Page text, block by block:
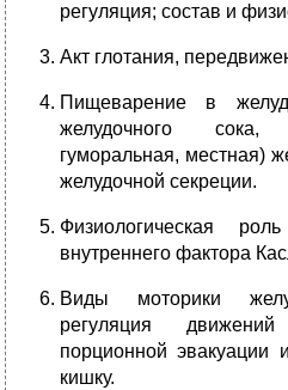
регуляция; состав и
Акт глотания,
Пищеварение в
желудочного сока,
гуморальная, местная)
желудочной секреции.
Физиологическая
внутреннего фактора
Виды моторики
регуляция
порционной эвакуации
кишку.